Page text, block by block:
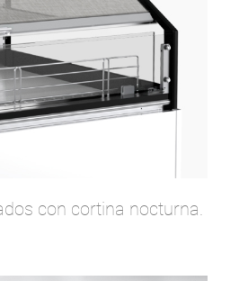
con cortina nocturna.